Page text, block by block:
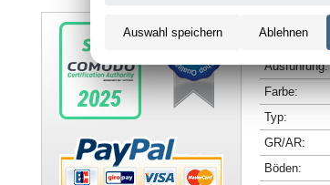
Länge:
Ausführung:
Farbe:
Typ:
GR/AR:
Böden:
Auswahl speichern Ablehnen